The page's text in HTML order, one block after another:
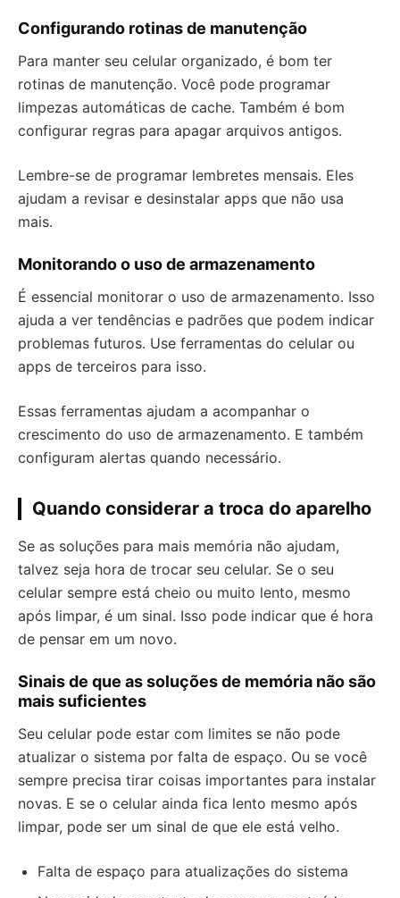
Configurando rotinas de manutenção
Para manter seu celular organizado, é bom ter
rotinas de manutenção. Você pode programar
limpezas automáticas de cache. Também é bom
configurar regras para apagar arquivos antigos.
Lembre-se de programar lembretes mensais. Eles
ajudam a revisar e desinstalar apps que não usa
mais.
Monitorando o uso de armazenamento
É essencial monitorar o uso de armazenamento. Isso
ajuda a ver tendências e padrões que podem indicar
problemas futuros. Use ferramentas do celular ou
apps de terceiros para isso.
Essas ferramentas ajudam a acompanhar o
crescimento do uso de armazenamento. E também
configuram alertas quando necessário.
Quando considerar a troca do aparelho
Se as soluções para mais memória não ajudam,
talvez seja hora de trocar seu celular. Se o seu
celular sempre está cheio ou muito lento, mesmo
após limpar, é um sinal. Isso pode indicar que é hora
de pensar em um novo.
Sinais de que as soluções de memória não são
mais suficientes
Seu celular pode estar com limites se não pode
atualizar o sistema por falta de espaço. Ou se você
sempre precisa tirar coisas importantes para instalar
novas. E se o celular ainda fica lento mesmo após
limpar, pode ser um sinal de que ele está velho.
Falta de espaço para atualizações do sistema